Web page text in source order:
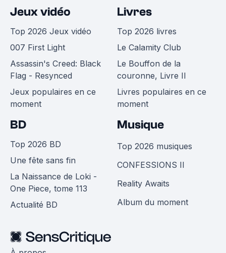
Jeux vidéo
Top 2026 Jeux vidéo
007 First Light
Assassin's Creed: Black
Flag - Resynced
Jeux populaires en ce
moment
Livres
Top 2026 livres
Le Calamity Club
Le Bouffon de la
couronne, Livre II
Livres populaires en ce
moment
BD
Top 2026 BD
Une fête sans fin
La Naissance de Loki -
One Piece, tome 113
Actualité BD
Musique
Top 2026 musiques
CONFESSIONS II
Reality Awaits
Album du moment